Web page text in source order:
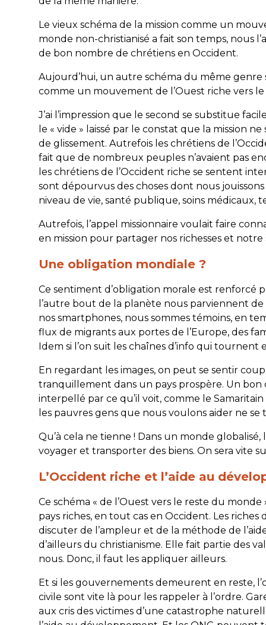
Le vieux schéma de la mission comme un
monde non-christianisé a fait son temps, nous
de bon nombre de chrétiens en Occident.
Aujourd’hui, un autre schéma du même genre
comme un mouvement de l’Ouest riche vers
J’ai l’impression que le second se substitue
le « vide » laissé par le constat que la mission
de glissement. Autrefois les chrétiens de
fait que de nombreux peuples n’avaient pas
les chrétiens de l’Occident riche se sentent
sont dépourvus des choses dont nous
niveau de vie, santé publique, soins
Autrefois, l’appel missionnaire voulait faire
en mission pour partager nos richesses et notre
Une obligation mondiale ?
Ce sentiment d’obligation morale est renforcé
l’autre bout de la planète nous parviennent
nos smartphones, nous sommes témoins, en
flux de migrants aux portes de l’Europe, des
Idem si l’on suit les chaînes d’info qui tournent
En regardant les images, on peut se sentir
tranquillement dans un pays prospère. Un bon
interpellé par ce qu’il voit, comme le
les pauvres gens que nous voulons aider ne se
Qu’à cela ne tienne ! Dans un monde
voyager et transporter des biens. On sera vite
L’Occident riche et l’aide au
Ce schéma « de l’Ouest vers le reste du
pays riches, en tout cas en Occident. Les
discuter de l’ampleur et de la méthode de
d’ailleurs du christianisme. Elle fait partie des
nous. Donc, il faut les appliquer ailleurs.
Et si les gouvernements demeurent en reste,
civile sont vite là pour les rappeler à l’ordre.
aux cris des victimes d’une catastrophe